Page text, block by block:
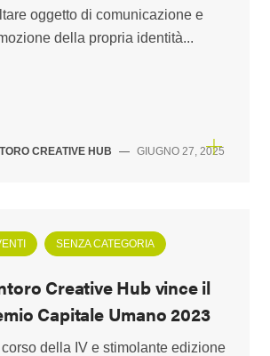
oggetto di comunicazione e
della propria identità...
CREATIVE HUB — GIUGNO 27, 2025
SENZA CATEGORIA
Creative Hub vince il
Capitale Umano 2023
corso della IV e stimolante edizione